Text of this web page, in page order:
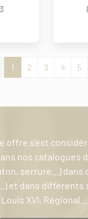
1 2 3 4 5
offre s'est
nos catalogues
serrure...)
et dans différents
Louis XVI,